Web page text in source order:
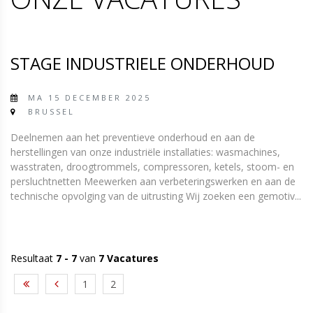
STAGE INDUSTRIELE ONDERHOUD
MA 15 DECEMBER 2025
BRUSSEL
Deelnemen aan het preventieve onderhoud en aan de
herstellingen van onze industriële installaties: wasmachines,
wasstraten, droogtrommels, compressoren, ketels, stoom- en
persluchtnetten Meewerken aan verbeteringswerken en aan de
technische opvolging van de uitrusting Wij zoeken een gemotiv...
Resultaat 7 - 7 van 7 Vacatures
1
2